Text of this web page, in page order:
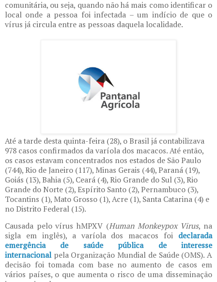
comunitária, ou seja, quando não há mais como identificar o
local onde a pessoa foi infectada – um indício de que o
vírus já circula entre as pessoas daquela localidade.
Até a tarde desta quinta-feira (28), o Brasil já contabilizava
978 casos confirmados da varíola dos macacos. Até então,
os casos estavam concentrados nos estados de São Paulo
(744), Rio de Janeiro (117), Minas Gerais (44), Paraná (19),
Goiás (13), Bahia (5), Ceará (4), Rio Grande do Sul (3), Rio
Grande do Norte (2), Espírito Santo (2), Pernambuco (3),
Tocantins (1), Mato Grosso (1), Acre (1), Santa Catarina (4) e
no Distrito Federal (15).
Causada pelo vírus hMPXV (Human Monkeypox Virus, na
sigla em inglês), a varíola dos macacos foi declarada
emergência de saúde pública de interesse
internacionalpela Organização Mundial de Saúde (OMS). A
decisão foi tomada com base no aumento de casos em
vários países, o que aumenta o risco de uma disseminação